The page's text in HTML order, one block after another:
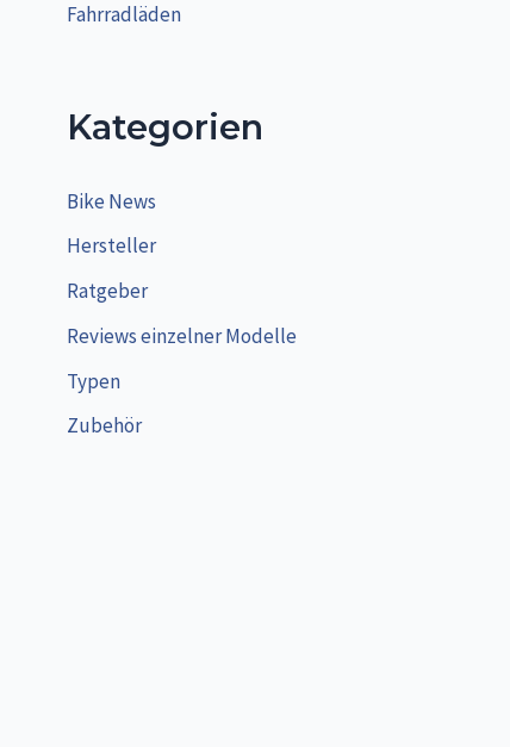
Fahrradläden
Kategorien
Bike News
Hersteller
Ratgeber
Reviews einzelner Modelle
Typen
Zubehör